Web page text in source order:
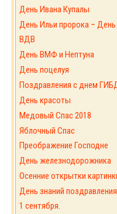
День Ивана Купалы
День Ильи пророка – День
ВДВ
День ВМФ и Нептуна
День поцелуя
Поздравления с днем
День красоты
Медовый Спас 2018
Яблочный Спас
Преображение Господне
День железнодорожника
Осенние открытки
День знаний
1 сентября.